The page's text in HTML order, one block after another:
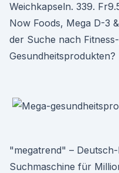
Weichkapseln. 339.
Now Foods, Mega D-3
der Suche nach
Gesundheitsprodukten?
"megatrend" –
Suchmaschine für